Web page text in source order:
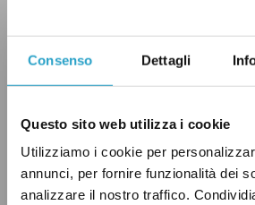
Consenso Dettagli
Questo sito web utilizza i cookie
Utilizziamo i cookie per
annunci, per fornire funzionalità dei
analizzare il nostro traffico.
Secondo l’Iss, l’equivoco in
nascerebbe da«alcuni limiti
della variante omicron ha
quota di persone che sono
non hanno notificato il